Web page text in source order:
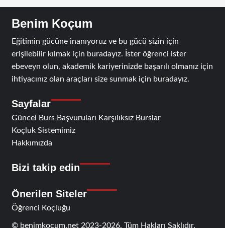
Benim Koçum
Eğitimin gücüne inanıyoruz ve bu gücü sizin için
erişilebilir kılmak için buradayız. İster öğrenci ister
ebeveyn olun, akademik kariyerinizde başarılı olmanız için
ihtiyacınız olan araçları size sunmak için buradayız.
Sayfalar
Güncel Burs Başvuruları Karşılıksız Burslar
Koçluk Sistemimiz
Hakkımızda
Bizi takip edin
Önerilen Siteler
Öğrenci Koçluğu
© benimkocum.net 2023-2026, Tüm Hakları Saklıdır.